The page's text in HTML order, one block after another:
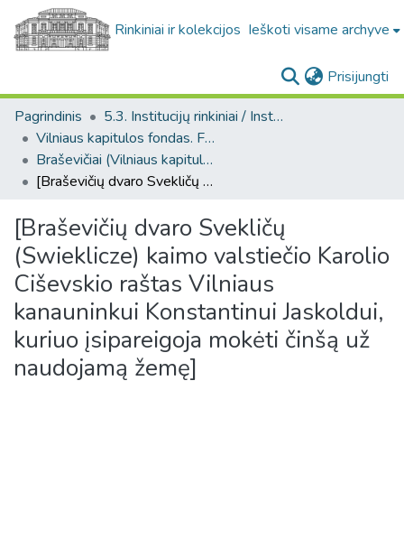
Rinkiniai ir kolekcijos Ieškoti visame archyve
Prisijungti
Pagrindinis
5.3. Institucijų rinkiniai / Institutional collections
Vilniaus kapitulos fondas. F43
Braševičiai (Vilniaus kapitulos fondas. F43. Bažnytinės valdos)
[Braševičių dvaro Svekličų (Swieklicze) kaimo valstiečio Karolio Ciševskio raštas Vilniaus kanauninkui Konstantinui Jaskoldui, kuriuo įsipareigoja mokėti činšą už naudojamą žemę]
[Braševičių dvaro Svekličų
(Swieklicze) kaimo valstiečio Karolio
Ciševskio raštas Vilniaus
kanauninkui Konstantinui Jaskoldui,
kuriuo įsipareigoja mokėti činšą už
naudojamą žemę]